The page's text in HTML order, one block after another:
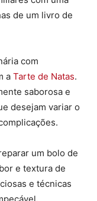
de um livro de
com
a Tarte de Natas.
saborosa e
desejam variar o
um bolo de
e textura de
e técnicas